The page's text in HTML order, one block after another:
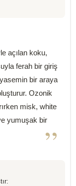
açılan koku,
ferah bir giriş
bir araya
Ozonik
misk, white
yumuşak bir
”